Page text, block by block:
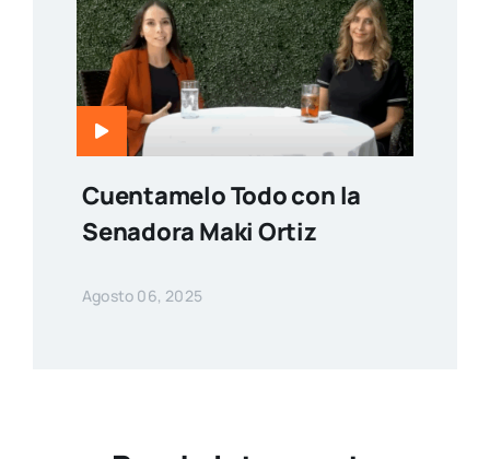
Cuentamelo Todo con la
Senadora Maki Ortiz
Agosto 06, 2025